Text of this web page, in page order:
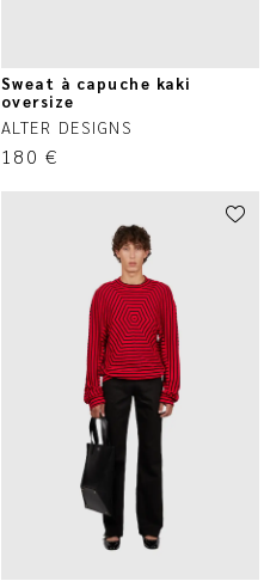
Sweat à capuche kaki
oversize
ALTER DESIGNS
180 €